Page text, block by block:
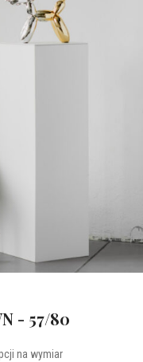
- 57/80
na wymiar